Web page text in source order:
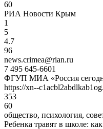
60
РИА Новости Крым
1
5
4.7
96
news.crimea@rian.ru
7 495 645-6601
ФГУП МИА «Россия
https://xn--
353
60
общество, психология,
Ребенка травят в школе: